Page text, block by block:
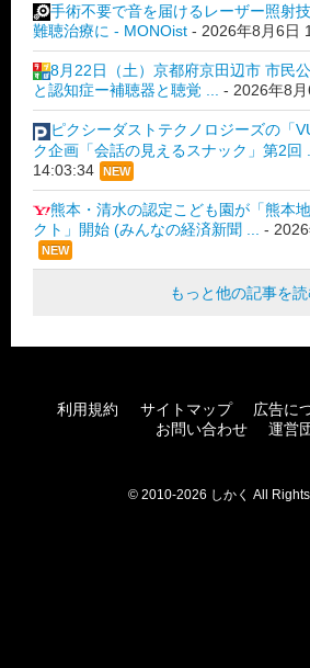
手術不要で音を届けるレーザー照射
難聴治療に - MONOist - 2026年8月6日
8月22日（土）京都府京田辺市 市民
と認知症ー補聴器と聴覚 ... - 2026年8
ピクシーダストテクノロジーズの「
ク企画「会話の見えるスナック」第2回 ...
14:03:34
NEW
熊本・清水の認定こども園が「熊本
クト」開始 (みんなの経済新聞 ...
-
NEW
もっと他の記事を
利用規約 サイトマップ 広告に
お問い合わせ
運営
© 2010-2026 しかく All